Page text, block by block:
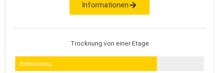
Informationen
Trocknung von einer Etage
Entfeuchtung